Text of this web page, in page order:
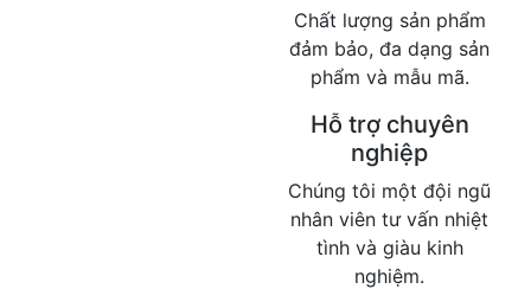
Chất lượng sản phẩm
đảm bảo, đa dạng sản
phẩm và mẫu mã.
Hỗ trợ chuyên
nghiệp
Chúng tôi một đội ngũ
nhân viên tư vấn nhiệt
tình và giàu kinh
nghiệm.